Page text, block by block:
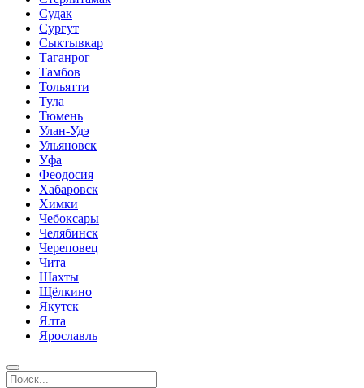
Судак
Сургут
Сыктывкар
Таганрог
Тамбов
Тольятти
Тула
Тюмень
Улан-Удэ
Ульяновск
Уфа
Феодосия
Хабаровск
Химки
Чебоксары
Челябинск
Череповец
Чита
Шахты
Щёлкино
Якутск
Ялта
Ярославль